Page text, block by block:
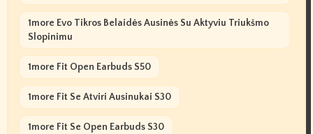
1more Evo Tikros Belaidės Ausinės Su Aktyviu Triukšmo
Slopinimu
1more Fit Open Earbuds S50
1more Fit Se Atviri Ausinukai S30
1more Fit Se Open Earbuds S30